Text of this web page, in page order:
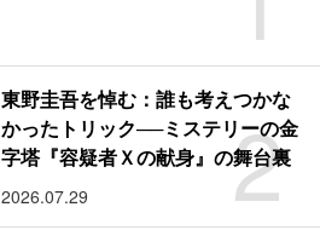
2
東野圭吾を悼む：誰も考えつかな
かったトリック──ミステリーの金
字塔『容疑者Ｘの献身』の舞台裏
2026.07.29